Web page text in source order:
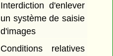
Interdiction d'enlever
un système de saisie
d'images
Conditions relatives